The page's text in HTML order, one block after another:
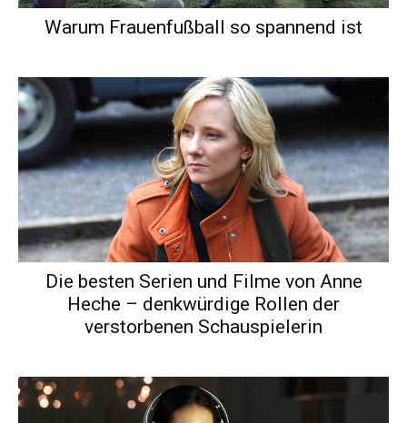
Warum Frauenfußball so spannend ist
Die besten Serien und Filme von Anne
Heche – denkwürdige Rollen der
verstorbenen Schauspielerin